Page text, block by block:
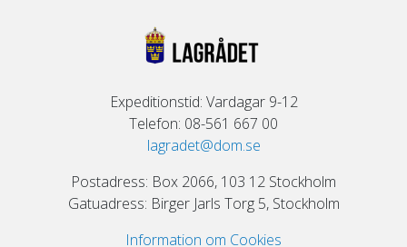
Expeditionstid: Vardagar 9-12
Telefon: 08-561 667 00
lagradet@dom.se
Postadress: Box 2066, 103 12 Stockholm
Gatuadress: Birger Jarls Torg 5, Stockholm
Information om Cookies